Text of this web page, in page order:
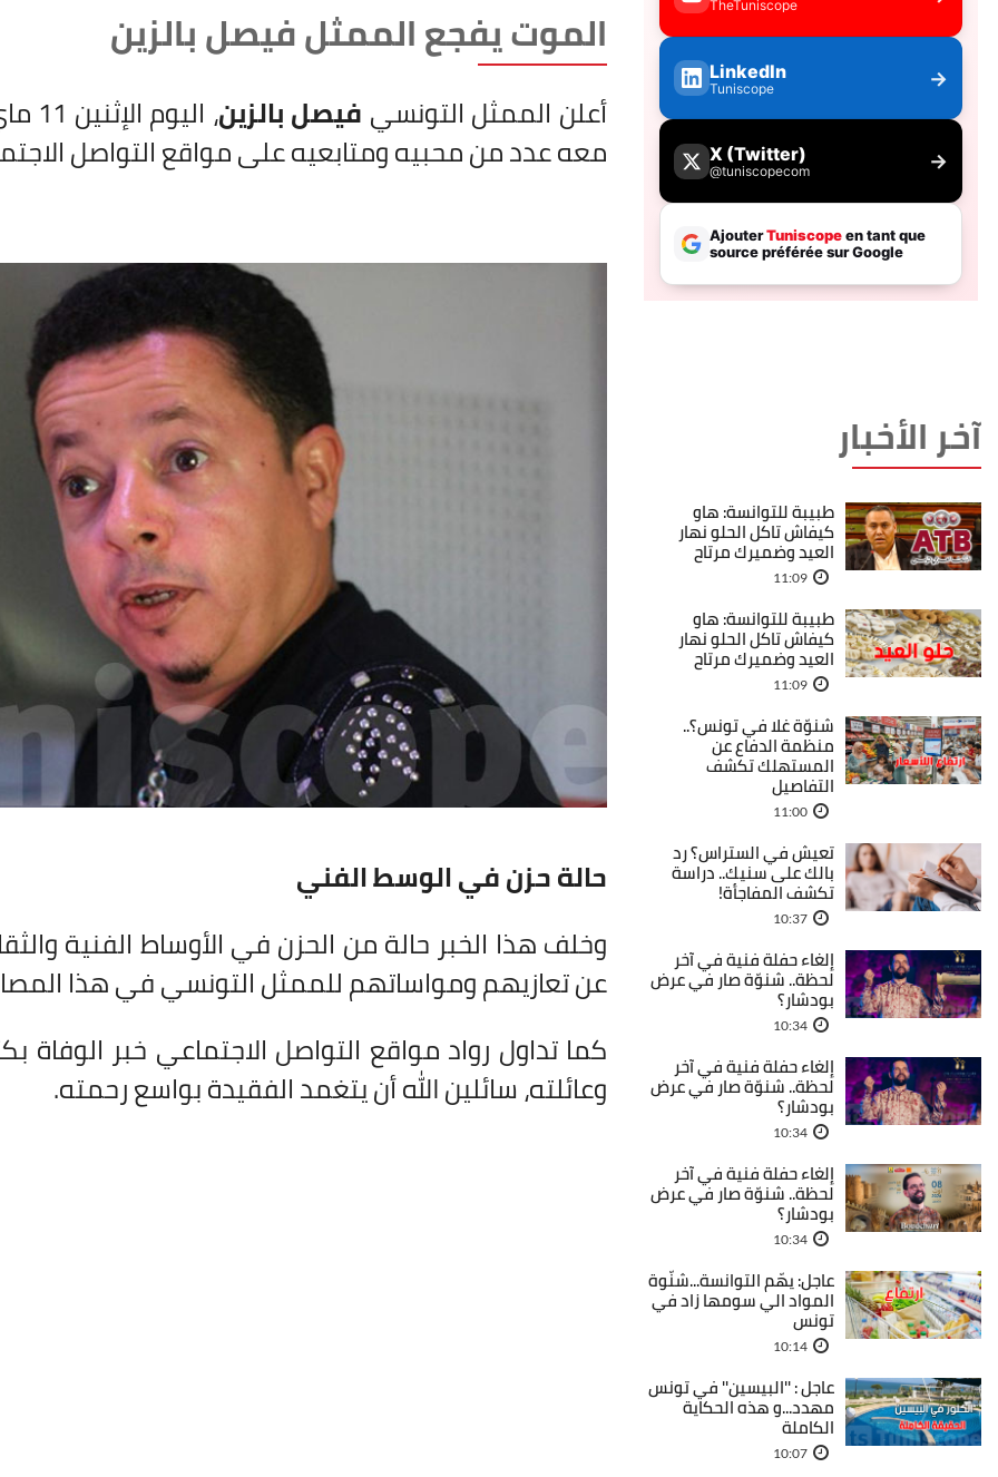
الموت يفجع الممثل فيصل بالزين
أعلن الممثل التونسي فيصل بالزين
معه عدد من محبيه ومتابعيه على مواقع التواصل
حالة حزن في الوسط الفني
وخلف هذا الخبر حالة من الحزن في الأوساط الفنية
عن تعازيهم ومواساتهم للممثل التونسي في هذا
كما تداول رواد مواقع التواصل الاجتماعي خبر الوفاة
وعائلته، سائلين الله أن يتغمد الفقيدة بواسع رحمته.
آخر الأخبار
طبيبة للتوانسة: هاو
كيفاش تاكل الحلو نهار
العيد وضميرك مرتاح
11:09
طبيبة للتوانسة: هاو
كيفاش تاكل الحلو نهار
العيد وضميرك مرتاح
11:09
شنوّة غلا في تونس؟..
منظمة الدفاع عن
المستهلك تكشف
التفاصيل
11:00
تعيش في الستراس؟ رد
بالك على سنيك.. دراسة
تكشف المفاجأة!
10:37
إلغاء حفلة فنية في آخر
لحظة.. شنوّة صار في عرض
بودشار؟
10:34
إلغاء حفلة فنية في آخر
لحظة.. شنوّة صار في عرض
بودشار؟
10:34
إلغاء حفلة فنية في آخر
لحظة.. شنوّة صار في عرض
بودشار؟
10:34
عاجل: يهّم التوانسة...شنّوة
المواد الي سومها زاد في
تونس
10:14
عاجل : ''البيسين'' في تونس
مهدد...و هذه الحكاية
الكاملة
10:07